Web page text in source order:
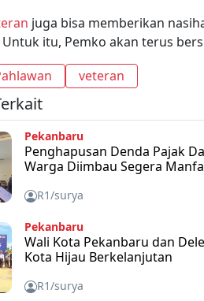
juga bisa memberikan
itu, Pemko akan terus
veteran
Pekanbaru
Penghapusan Denda Pajak
Warga Diimbau Segera
R1/surya
Pekanbaru
Wali Kota Pekanbaru dan
Kota Hijau Berkelanjutan
R1/surya